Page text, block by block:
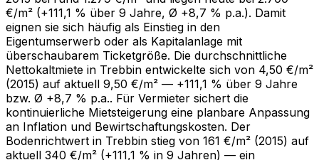
€/m² (+111,1 % über 9 Jahre, Ø +8,7 % p.a.). Damit
eignen sie sich häufig als Einstieg in den
Eigentumserwerb oder als Kapitalanlage mit
überschaubarem Ticketgröße. Die durchschnittliche
Nettokaltmiete in Trebbin entwickelte sich von 4,50 €/m²
(2015) auf aktuell 9,50 €/m² — +111,1 % über 9 Jahre
bzw. Ø +8,7 % p.a.. Für Vermieter sichert die
kontinuierliche Mietsteigerung eine planbare Anpassung
an Inflation und Bewirtschaftungskosten. Der
Bodenrichtwert in Trebbin stieg von 161 €/m² (2015) auf
aktuell 340 €/m² (+111,1 % in 9 Jahren) — ein